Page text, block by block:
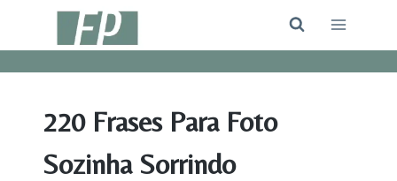
220 Frases Para Foto
Sozinha Sorrindo